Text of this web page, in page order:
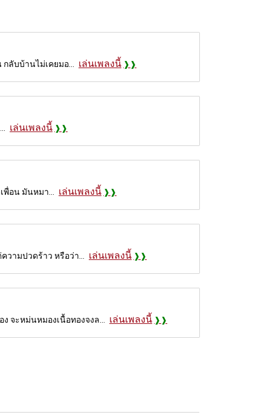
ลับบ้านไม่เคยมอ... เล่นเพลงนี้
เล่นเพลงนี้
อน มันหมา... เล่นเพลงนี้
ามปวดร้าว หรือว่า... เล่นเพลงนี้
จะหม่นหมองเนื้อทองจงล... เล่นเพลงนี้